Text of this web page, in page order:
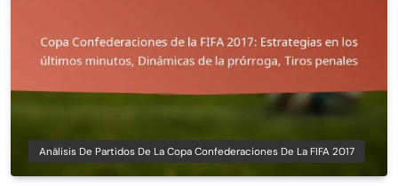
Análisis De Partidos De La Copa Confederaciones De La FIFA 2017